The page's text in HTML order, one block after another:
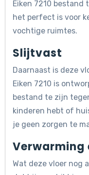
Eiken 7210
het perfect is voor
vochtige ruimtes.
Slijtvast
Daarnaast is deze
Eiken 7210 is
bestand te zijn
kinderen hebt of
je geen zorgen te
Verwarming
Wat deze vloer nog